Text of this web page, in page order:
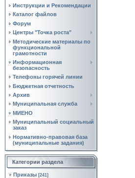
Инструкции и Рекомендации
Каталог файлов
Форум
Центры "Точка роста"
Методические материалы по
функциональной
грамотности
Информационная
безопасность
Телефоны горячей линии
Бюджетная отчетность
Архив
Муниципальная служба
МИЕНО
Муниципальный социальный
заказ
Нормативно‑правовая база
(муниципальные задания)
Категории раздела
Приказы [241]